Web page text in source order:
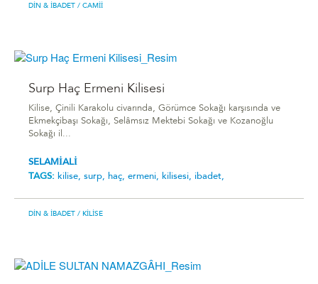
DIN & İBADET / CAMII
Surp Haç Ermeni Kilisesi
Kilise, Çinili Karakolu civarında, Görümce Sokağı karşısında ve
Ekmekçibaşı Sokağı, Selâmsız Mektebi Sokağı ve Kozanoğlu
Sokağı il...
SELAMİALİ
TAGS: kilise, surp, haç, ermeni, kilisesi, ibadet,
DIN & İBADET / KILISE